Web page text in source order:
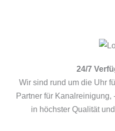
24/7
Wir sind rund um die Uhr
Partner für
in höchster Qualität